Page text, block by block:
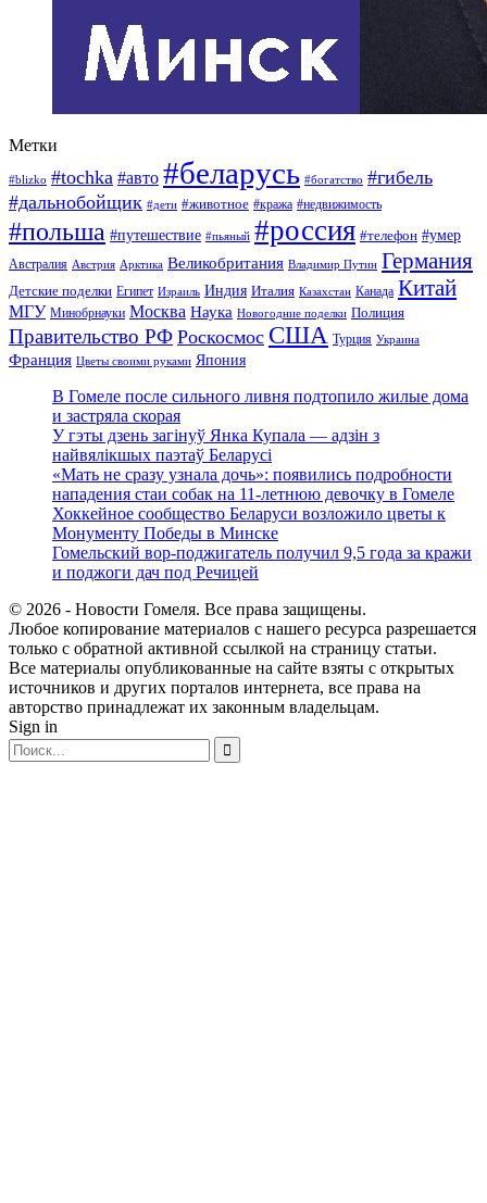
Метки
#blizko #tochka #авто #беларусь #богатство #гибель
#дальнобойщик #дети #животное #кража #недвижимость
#польша #путешествие #пьяный #россия #телефон #умер
Австралия Австрия Арктика Великобритания Владимир Путин Германия
Детские поделки Египет Израиль Индия Италия Казахстан Канада Китай
МГУ Минобрнауки Москва Наука Новогодние поделки Полиция
Правительство РФ Роскосмос США Турция Украина
Франция Цветы своими руками Япония
В Гомеле после сильного ливня подтопило жилые дома
и застряла скорая
У гэты дзень загінуў Янка Купала — адзін з
найвялікшых паэтаў Беларусі
«Мать не сразу узнала дочь»: появились подробности
нападения стаи собак на 11-летнюю девочку в Гомеле
Хоккейное сообщество Беларуси возложило цветы к
Монументу Победы в Минске
Гомельский вор-поджигатель получил 9,5 года за кражи
и поджоги дач под Речицей
© 2026 - Новости Гомеля. Все права защищены.
Любое копирование материалов с нашего ресурса разрешается
только с обратной активной ссылкой на страницу статьи.
Все материалы опубликованные на сайте взяты с открытых
источников и других порталов интернета, все права на
авторство принадлежат их законным владельцам.
Sign in